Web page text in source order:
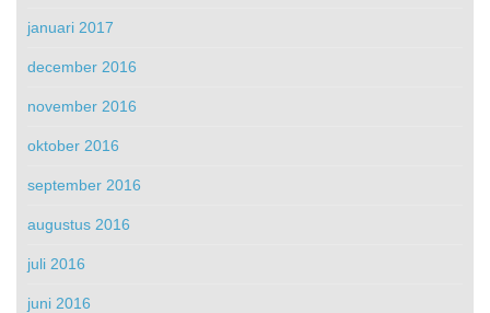
januari 2017
december 2016
november 2016
oktober 2016
september 2016
augustus 2016
juli 2016
juni 2016